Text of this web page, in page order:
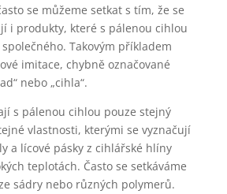
se můžeme setkat s tím, že se
i produkty, které s pálenou cihlou
Takovým příkladem
imitace, chybně označované
nebo „cihla“.
s pálenou cihlou pouze stejný
vlastnosti, kterými se vyznačují
a lícové pásky z cihlářské hlíny
teplotách. Často se setkáváme
sádry nebo různých polymerů.